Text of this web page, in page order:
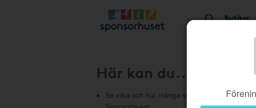
Butiker
Här kan du...
Se vilka och hur många som har börjat